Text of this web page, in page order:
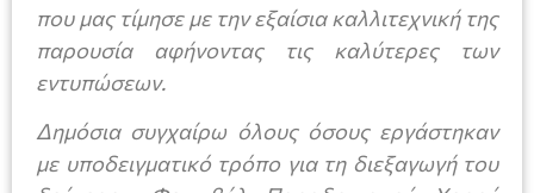
που μας τίμησε με την εξαίσια καλλιτεχνική της
παρουσία αφήνοντας τις καλύτερες των
εντυπώσεων.
Δημόσια συγχαίρω όλους όσους εργάστηκαν
με υποδειγματικό τρόπο για τη διεξαγωγή του